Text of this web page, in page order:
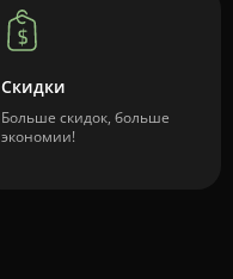
Скидки
Больше скидок, больше
экономии!